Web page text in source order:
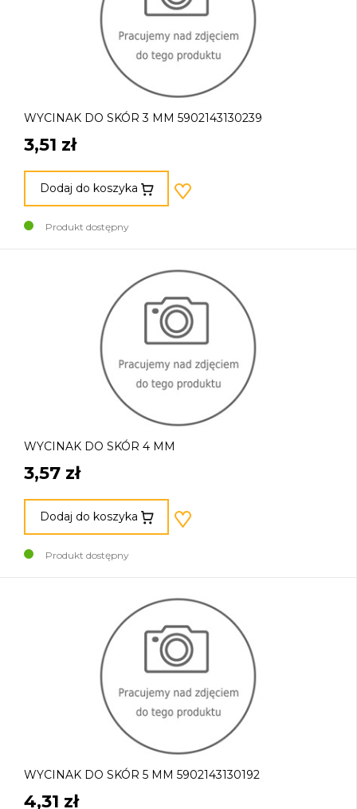
WYCINAK DO SKÓR 3 MM 5902143130239
3,51 zł
Dodaj do koszyka
Produkt dostępny
WYCINAK DO SKÓR 4 MM
3,57 zł
Dodaj do koszyka
Produkt dostępny
WYCINAK DO SKÓR 5 MM 5902143130192
4,31 zł